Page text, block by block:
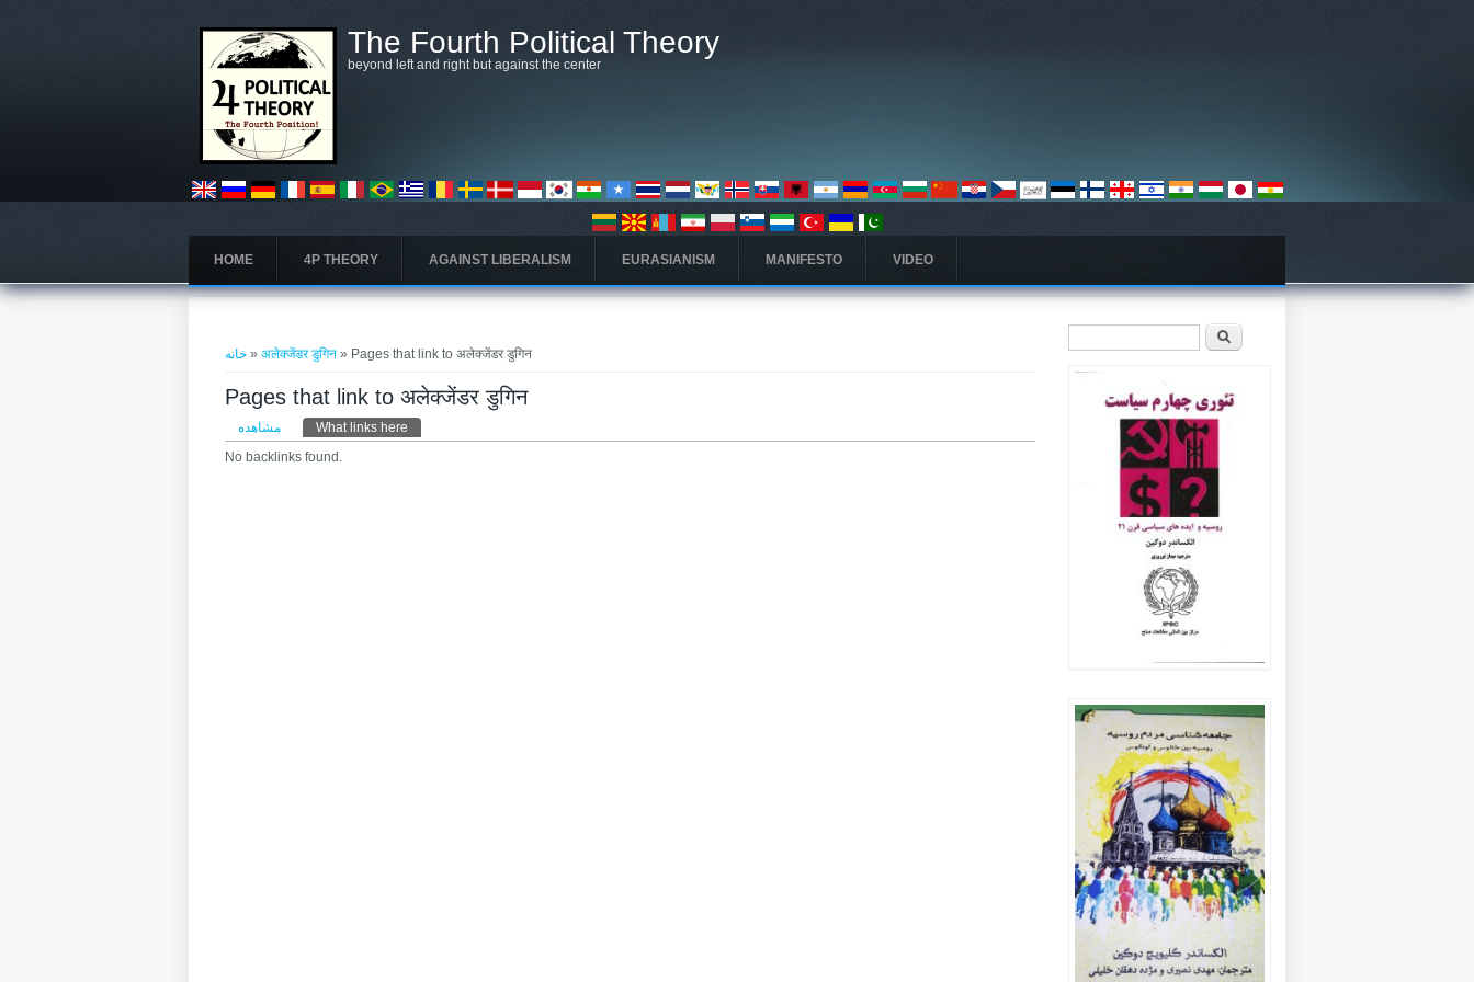
The Fourth Political Theory
beyond left and right but against the center
HOME 4P THEORY AGAINST LIBERALISM EURASIANISM MANIFESTO VIDEO
شما اینجا هستید
خانه »अलेक्जेंडर डुगिन» Pages that link to अलेक्जेंडर डुगिन
Pages that link to अलेक्जेंडर डुगिन
تب‌های اولیه
مشاهده What links here
No backlinks found.